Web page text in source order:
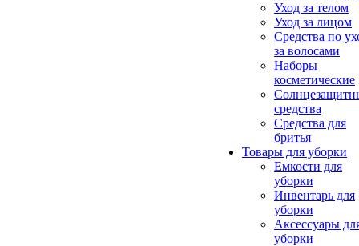
Уход за телом
Уход за лицом
Средства по
за волосами
Наборы
косметические
средства
Средства для
бритья
Товары для уборки
Емкости для
уборки
Инвентарь для
уборки
Аксессуары
уборки